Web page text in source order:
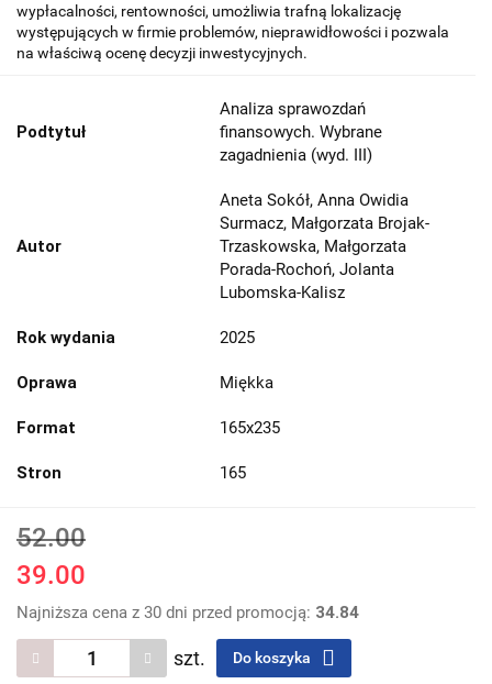
wypłacalności, rentowności, umożliwia trafną lokalizację
występujących w firmie problemów, nieprawidłowości i pozwala
na właściwą ocenę decyzji inwestycyjnych.
Podtytuł
Analiza sprawozdań
finansowych. Wybrane
zagadnienia (wyd. III)
Autor
Aneta Sokół, Anna Owidia
Surmacz, Małgorzata Brojak-
Trzaskowska, Małgorzata
Porada-Rochoń, Jolanta
Lubomska-Kalisz
Rok wydania 2025
Oprawa Miękka
Format 165x235
Stron 165
52.00
39.00
Najniższa cena z 30 dni przed promocją: 34.84
szt. Do koszyka